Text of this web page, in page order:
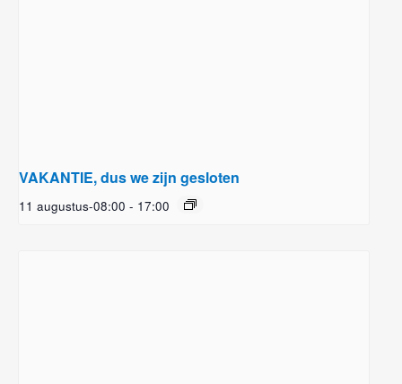
VAKANTIE, dus we zijn gesloten
11 augustus-08:00 - 17:00